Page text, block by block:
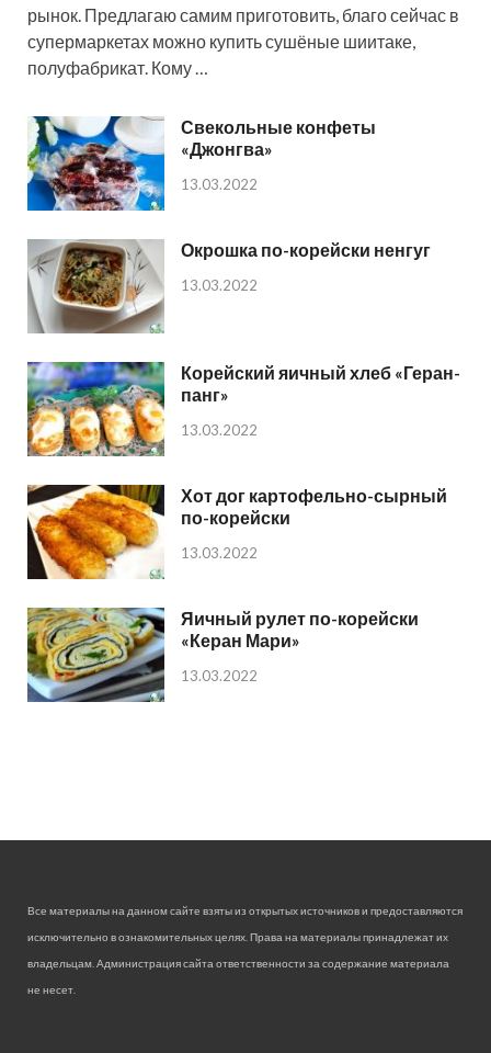
рынок. Предлагаю самим приготовить, благо сейчас в
супермаркетах можно купить сушёные шиитаке,
полуфабрикат. Кому …
Свекольные конфеты
«Джонгва»
13.03.2022
Окрошка по-корейски ненгуг
13.03.2022
Корейский яичный хлеб «Геран-
панг»
13.03.2022
Хот дог картофельно-сырный
по-корейски
13.03.2022
Яичный рулет по-корейски
«Керан Мари»
13.03.2022
Все материалы на данном сайте взяты из открытых источников и предоставляются
исключительно в ознакомительных целях. Права на материалы принадлежат их
владельцам. Администрация сайта ответственности за содержание материала
не несет.